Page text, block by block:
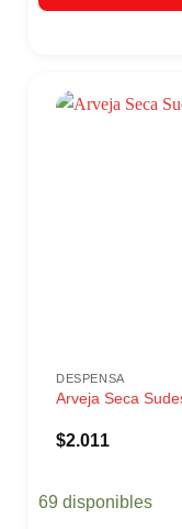
DESPENSA
Arveja Seca
$2.011
69 disponibles